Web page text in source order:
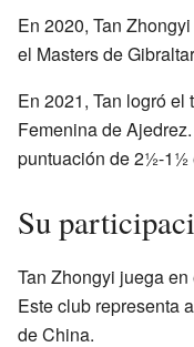
En 2020, Tan
el Masters de
En 2021, Tan logró
Femenina de
puntuación de 2½-1½
Su
Tan Zhongyi juega
Este club representa
de China.